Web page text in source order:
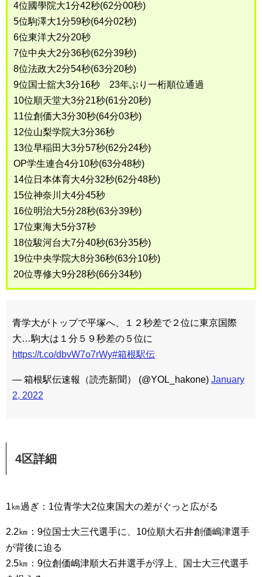
4位國學院大1分42秒(62分00秒)
5位駒澤大1分59秒(64分02秒)
6位東洋大2分20秒
7位中央大2分36秒(62分39秒)
8位法政大2分54秒(63分20秒)
9位国士舘大3分16秒 23年ぶり一桁順位通過
10位順天堂大3分21秒(61分20秒)
11位創価大3分30秒(64分03秒)
12位山梨学院大3分36秒
13位早稲田大3分57秒(62分24秒)
OP学生連合4分10秒(63分48秒)
14位日本体育大4分32秒(62分48秒)
15位神奈川大4分45秒
16位明治大5分28秒(63分39秒)
17位東海大5分37秒
18位駿河台大7分40秒(63分35秒)
19位中央学院大8分36秒(63分10秒)
20位専修大9分28秒(66分34秒)
青学大がトップで平塚へ、１２秒差で２位に東京国際
大…駒大は１分５９秒差の５位に
https://t.co/dbvW7o7rWy#箱根駅伝
— 箱根駅伝速報（読売新聞） (@YOL_hakone) January
2, 2022
4区詳細
1㎞過ぎ：1位青学大2位東国大の差がぐっと広がる
2.2㎞：9位国士大三代選手に、10位順大石井創価嶋津選手
が背後に迫る
2.5㎞：9位創価嶋津順大石井選手が浮上、国士大三代選手